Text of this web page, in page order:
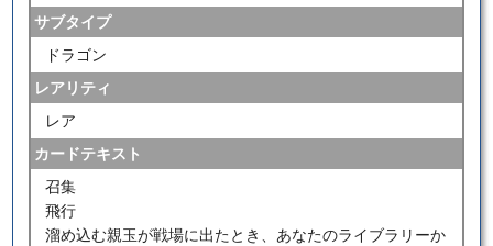
サブタイプ
ドラゴン
レアリティ
レア
カードテキスト
召集
飛行
溜め込む親玉が戦場に出たとき、あなたのライブラリーか